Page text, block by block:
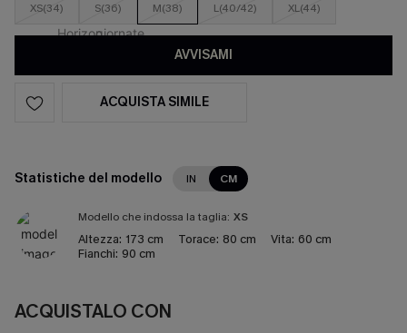
XS(34) S(36) M(38) L(40/42) XL(44)
AVVISAMI
ACQUISTA SIMILE
Statistiche del modello IN CM
Modello che indossa la taglia: XS
Altezza: 173 cm Torace: 80 cm Vita: 60 cm
Fianchi: 90 cm
ACQUISTALO CON